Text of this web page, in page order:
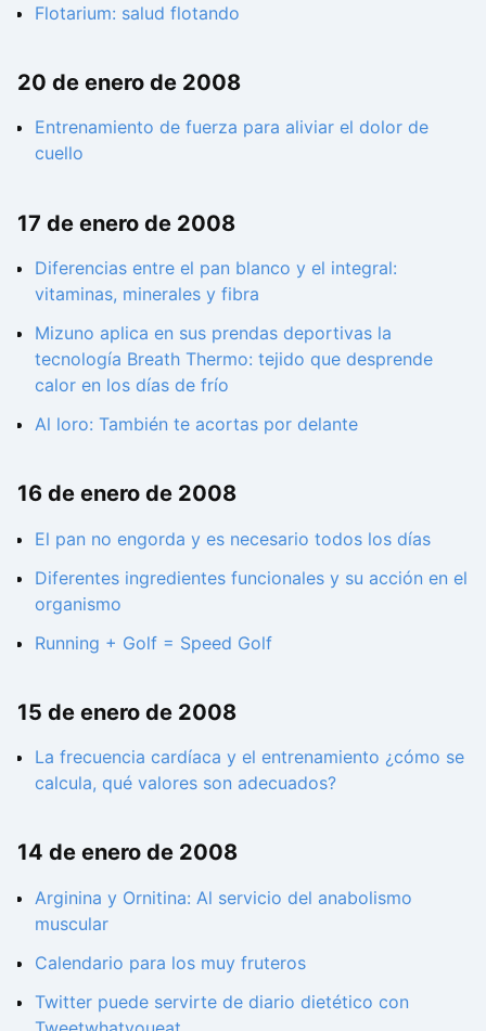
Flotarium: salud flotando
20 de enero de 2008
Entrenamiento de fuerza para aliviar el dolor de
cuello
17 de enero de 2008
Diferencias entre el pan blanco y el integral:
vitaminas, minerales y fibra
Mizuno aplica en sus prendas deportivas la
tecnología Breath Thermo: tejido que desprende
calor en los días de frío
Al loro: También te acortas por delante
16 de enero de 2008
El pan no engorda y es necesario todos los días
Diferentes ingredientes funcionales y su acción en el
organismo
Running + Golf = Speed Golf
15 de enero de 2008
La frecuencia cardíaca y el entrenamiento ¿cómo se
calcula, qué valores son adecuados?
14 de enero de 2008
Arginina y Ornitina: Al servicio del anabolismo
muscular
Calendario para los muy fruteros
Twitter puede servirte de diario dietético con